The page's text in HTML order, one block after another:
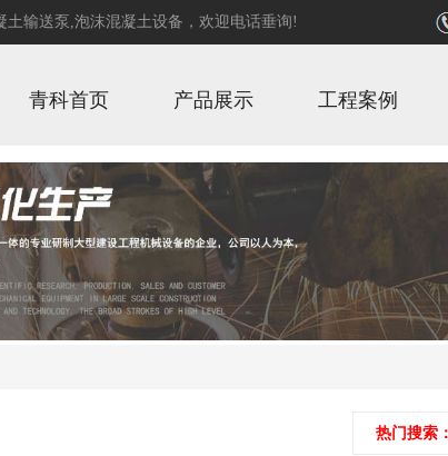
土输送泵,泡沫混凝土设备 ，欢迎电话垂询!
青科首页 产品展示 工程案例
热门搜索：